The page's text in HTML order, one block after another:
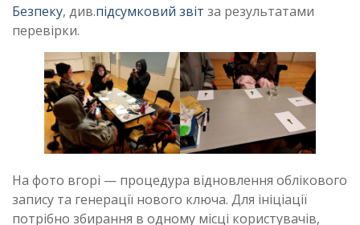
Безпеку, див.підсумковий звіт за результатами
перевірки.
На фото вгорі — процедура відновлення облікового
запису та генерації нового ключа. Для ініціації
потрібно збирання в одному місці користувачів,